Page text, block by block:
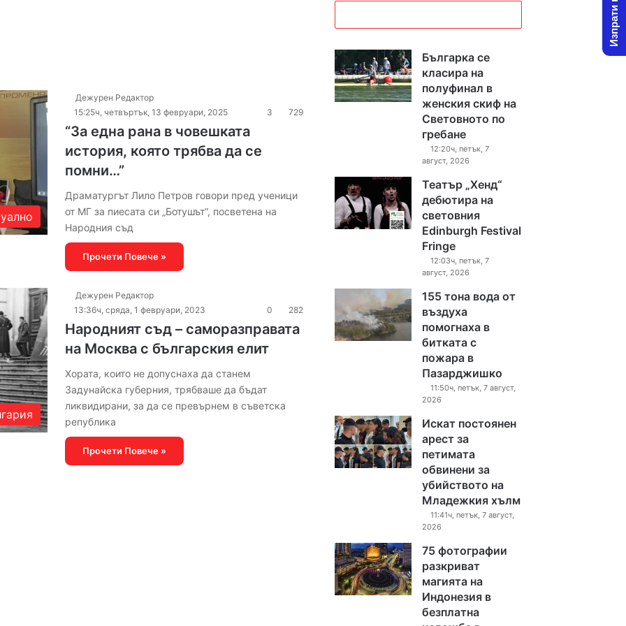
Дежурен Редактор
15:25ч, четвъртък, 13 февруари, 2025
3 729
“За една рана в човешката
история, която трябва да се
помни…”
Драматургът Лило Петров говори пред ученици
от МГ за пиесата си „Ботушът“, посветена на
Народния съд
Прочети Повече »
Дежурен Редактор
13:36ч, сряда, 1 февруари, 2023
0 282
Народният съд – саморазправата
на Москва с българския елит
Хората, които не допуснаха да станем
Задунайска губерния, трябваше да бъдат
ликвидирани, за да се превърнем в съветска
република
Прочети Повече »
Българка се
класира на
полуфинал в
женския скиф на
Световното по
гребане
12:20ч, петък, 7
август, 2026
Театър „Хенд“
дебютира на
световния
Edinburgh Festival
Fringe
12:03ч, петък, 7
август, 2026
155 тона вода от
въздуха
помогнаха в
битката с
пожара в
Пазарджишко
11:50ч, петък, 7 август,
2026
Искат постоянен
арест за
петимата
обвинени за
убийството на
Младежкия хълм
11:41ч, петък, 7 август,
2026
75 фотографии
разкриват
магията на
Индонезия в
безплатна